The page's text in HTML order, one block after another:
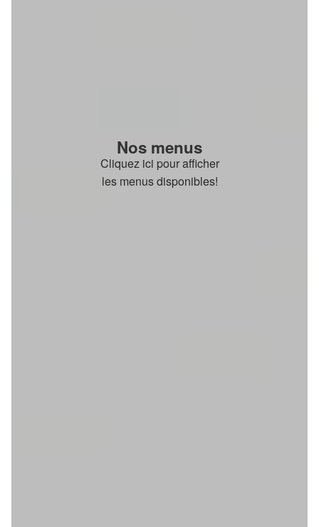
Nos menus
Cliquez ici pour afficher
les menus disponibles!